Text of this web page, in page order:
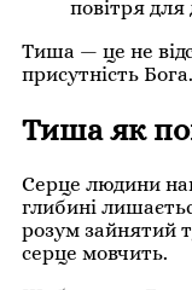
повітря для
Тиша — це не
присутність Бога.
Тиша як
Серце людини
глибині
розум зайнятий
серце мовчить.